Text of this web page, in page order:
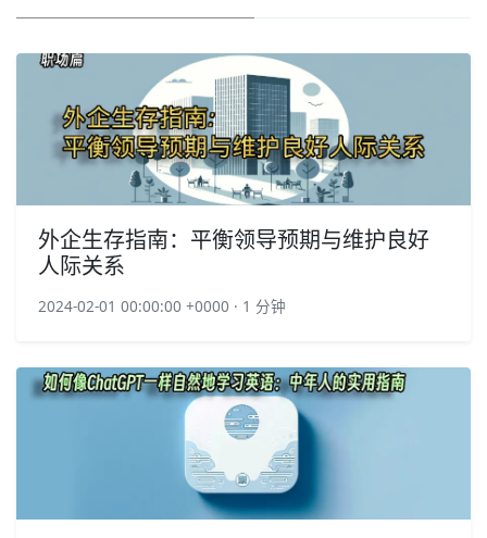
外企生存指南：平衡领导预期与维护良好
人际关系
2024-02-01 00:00:00 +0000 · 1 分钟